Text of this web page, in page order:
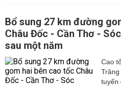
Bổ sung 27 km đường
Châu Đốc - Cần Thơ -
sau một năm
Cao
tuyến